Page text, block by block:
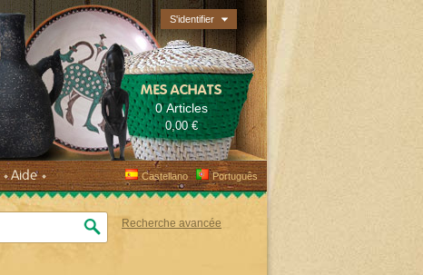
Castellano Português
MES ACHATS
0 Articles
0,00 €
Recherche avancée
S'identifier
Aide